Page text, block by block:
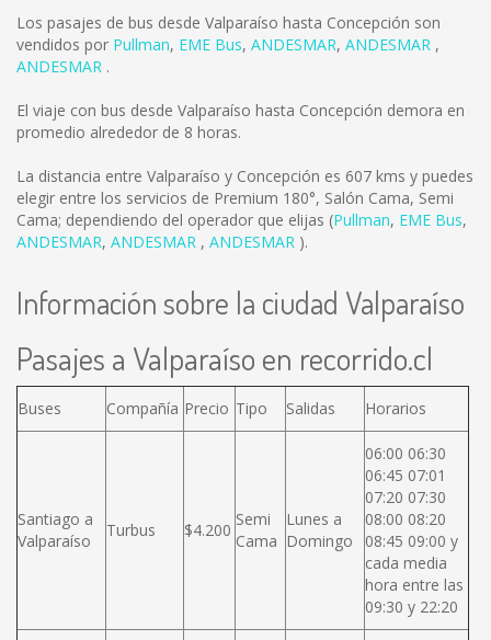
Los pasajes de bus desde Valparaíso hasta Concepción son
vendidos por Pullman, EME Bus, ANDESMAR, ANDESMAR ,
ANDESMAR .
El viaje con bus desde Valparaíso hasta Concepción demora en
promedio alrededor de 8 horas.
La distancia entre Valparaíso y Concepción es 607 kms y puedes
elegir entre los servicios de Premium 180°, Salón Cama, Semi
Cama; dependiendo del operador que elijas (Pullman, EME Bus,
ANDESMAR, ANDESMAR , ANDESMAR ).
Información sobre la ciudad Valparaíso
Pasajes a Valparaíso en recorrido.cl
Buses Compañía Precio Tipo Salidas Horarios
Santiago a
Valparaíso
Turbus $4.200
Semi
Cama
Lunes a
Domingo
06:00 06:30
06:45 07:01
07:20 07:30
08:00 08:20
08:45 09:00 y
cada media
hora entre las
09:30 y 22:20